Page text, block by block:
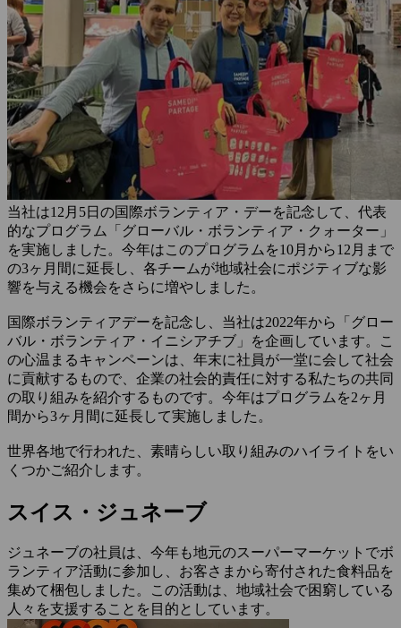
当社は12月5日の国際ボランティア・デーを記念して、代表
的なプログラム「グローバル・ボランティア・クォーター」
を実施しました。今年はこのプログラムを10月から12月まで
の3ヶ月間に延長し、各チームが地域社会にポジティブな影
響を与える機会をさらに増やしました。
国際ボランティアデーを記念し、当社は2022年から「グロー
バル・ボランティア・イニシアチブ」を企画しています。こ
の心温まるキャンペーンは、年末に社員が一堂に会して社会
に貢献するもので、企業の社会的責任に対する私たちの共同
の取り組みを紹介するものです。今年はプログラムを2ヶ月
間から3ヶ月間に延長して実施しました。
世界各地で行われた、素晴らしい取り組みのハイライトをい
くつかご紹介します。
スイス・ジュネーブ
ジュネーブの社員は、今年も地元のスーパーマーケットでボ
ランティア活動に参加し、お客さまから寄付された食料品を
集めて梱包しました。この活動は、地域社会で困窮している
人々を支援することを目的としています。